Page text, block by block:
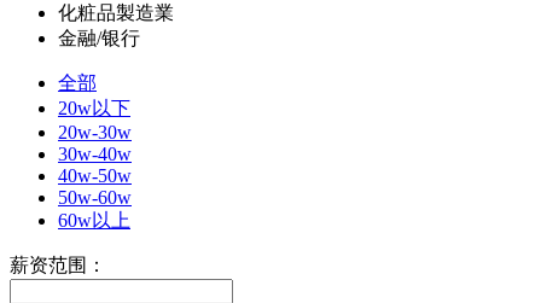
化粧品製造業
金融/银行
全部
20w以下
20w-30w
30w-40w
40w-50w
50w-60w
60w以上
薪资范围：